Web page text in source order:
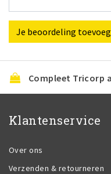
Je beoordeling
Compleet Tricorp
Klantenservice
Over ons
Verzenden & retourneren